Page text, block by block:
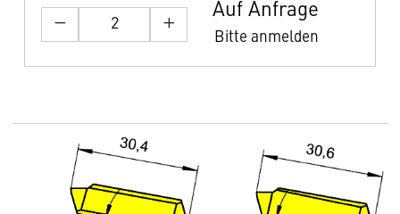
Auf Anfrage
Bitte anmelden